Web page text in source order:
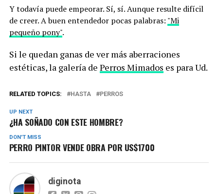
Y todavía puede empeorar. Sí, sí. Aunque resulte difícil
de creer. A buen entendedor pocas palabras: "Mi
pequeño pony".
Si le quedan ganas de ver más aberraciones
estéticas, la galería de Perros Mimados es para Ud.
RELATED TOPICS: HASTA PERROS
UP NEXT
¿HA SOÑADO CON ESTE HOMBRE?
DON'T MISS
PERRO PINTOR VENDE OBRA POR US$1700
diginota